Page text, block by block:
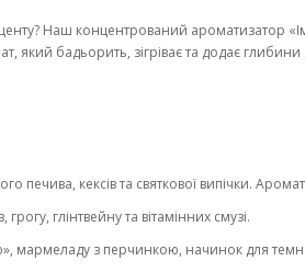
Наш концентрований ароматизатор
який бадьорить, зігріває та додає
печива, кексів та святкової випічки.
глінтвейну та вітамінних смузі.
мармеладу з перчинкою, начинок для